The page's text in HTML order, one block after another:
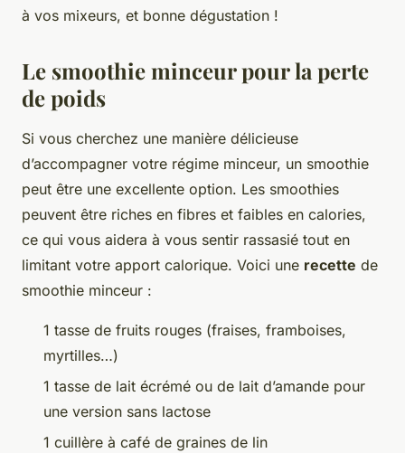
à vos mixeurs, et bonne dégustation !
Le smoothie minceur pour la perte
de poids
Si vous cherchez une manière délicieuse
d’accompagner votre régime minceur, un smoothie
peut être une excellente option. Les smoothies
peuvent être riches en fibres et faibles en calories,
ce qui vous aidera à vous sentir rassasié tout en
limitant votre apport calorique. Voici une recette de
smoothie minceur :
1 tasse de fruits rouges (fraises, framboises,
myrtilles…)
1 tasse de lait écrémé ou de lait d’amande pour
une version sans lactose
1 cuillère à café de graines de lin